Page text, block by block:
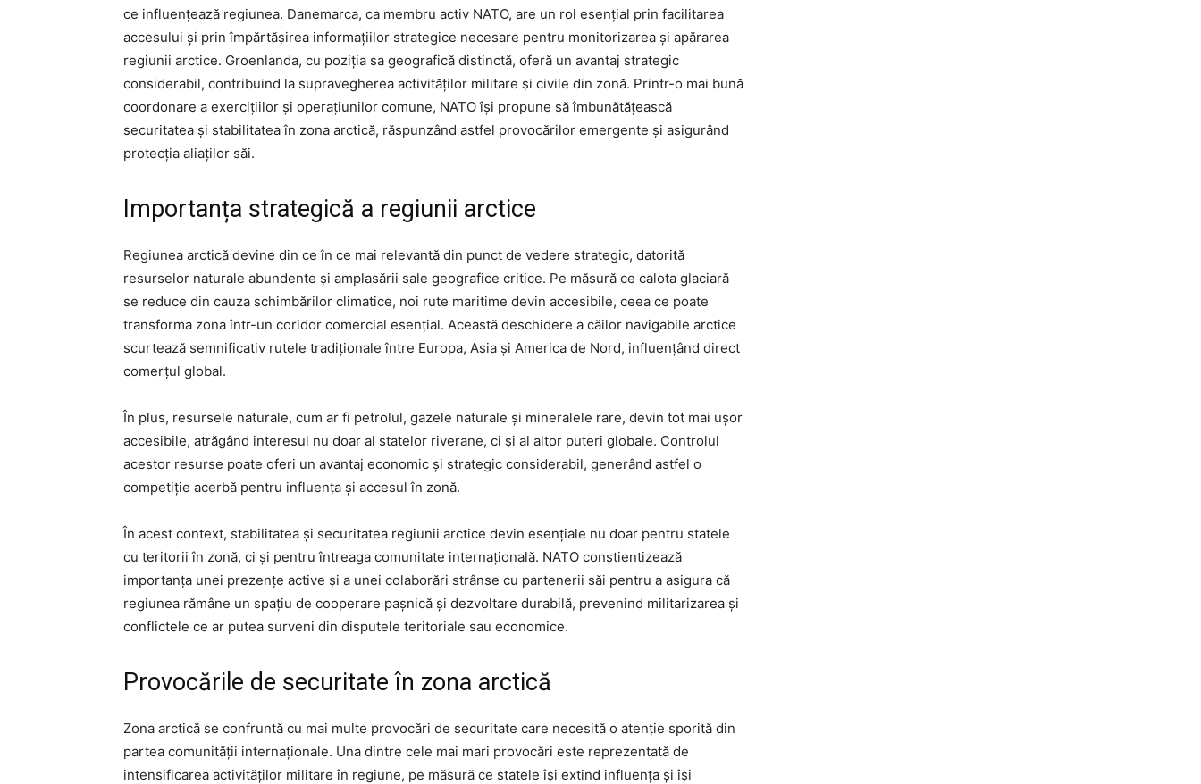
ce influențează regiunea. Danemarca, ca membru activ NATO, are un rol esențial prin facilitarea
accesului și prin împărtășirea informațiilor strategice necesare pentru monitorizarea și apărarea
regiunii arctice. Groenlanda, cu poziția sa geografică distinctă, oferă un avantaj strategic
considerabil, contribuind la supravegherea activităților militare și civile din zonă. Printr-o mai bună
coordonare a exercițiilor și operațiunilor comune, NATO își propune să îmbunătățească
securitatea și stabilitatea în zona arctică, răspunzând astfel provocărilor emergente și asigurând
protecția aliaților săi.
Importanța strategică a regiunii arctice
Regiunea arctică devine din ce în ce mai relevantă din punct de vedere strategic, datorită
resurselor naturale abundente și amplasării sale geografice critice. Pe măsură ce calota glaciară
se reduce din cauza schimbărilor climatice, noi rute maritime devin accesibile, ceea ce poate
transforma zona într-un coridor comercial esențial. Această deschidere a căilor navigabile arctice
scurtează semnificativ rutele tradiționale între Europa, Asia și America de Nord, influențând direct
comerțul global.
În plus, resursele naturale, cum ar fi petrolul, gazele naturale și mineralele rare, devin tot mai ușor
accesibile, atrăgând interesul nu doar al statelor riverane, ci și al altor puteri globale. Controlul
acestor resurse poate oferi un avantaj economic și strategic considerabil, generând astfel o
competiție acerbă pentru influența și accesul în zonă.
În acest context, stabilitatea și securitatea regiunii arctice devin esențiale nu doar pentru statele
cu teritorii în zonă, ci și pentru întreaga comunitate internațională. NATO conștientizează
importanța unei prezențe active și a unei colaborări strânse cu partenerii săi pentru a asigura că
regiunea rămâne un spațiu de cooperare pașnică și dezvoltare durabilă, prevenind militarizarea și
conflictele ce ar putea surveni din disputele teritoriale sau economice.
Provocările de securitate în zona arctică
Zona arctică se confruntă cu mai multe provocări de securitate care necesită o atenție sporită din
partea comunității internaționale. Una dintre cele mai mari provocări este reprezentată de
intensificarea activităților militare în regiune, pe măsură ce statele își extind influența și își